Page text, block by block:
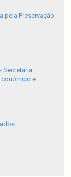
pela Preservação
Secretaria
e